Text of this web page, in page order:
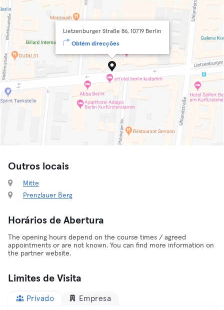
Lietzenburger Straße 86, 10719 Berlin
Obtém direcções
Outros locais
Mitte
Prenzlauer Berg
Horários de Abertura
The opening hours depend on the course times / agreed
appointments or are not known. You can find more information on
the partner website.
Limites de Visita
Privado Empresa